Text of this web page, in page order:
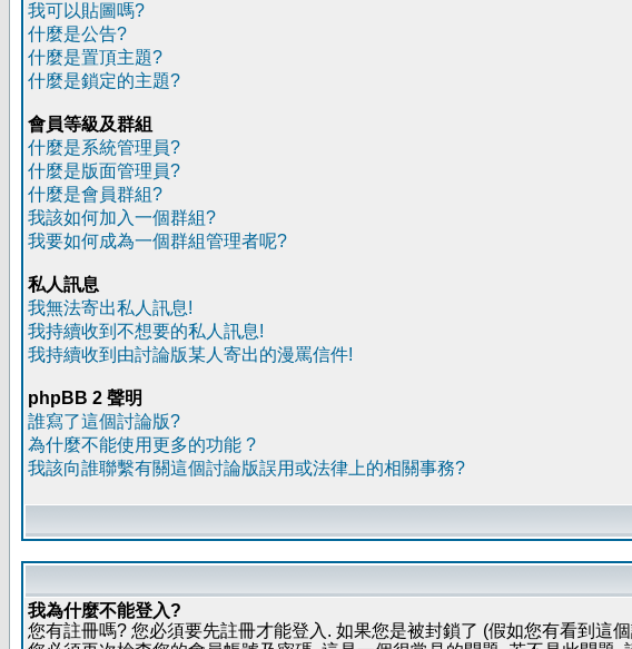
我可以貼圖嗎?
什麼是公告?
什麼是置頂主題?
什麼是鎖定的主題?
會員等級及群組
什麼是系統管理員?
什麼是版面管理員?
什麼是會員群組?
我該如何加入一個群組?
我要如何成為一個群組管理者呢?
私人訊息
我無法寄出私人訊息!
我持續收到不想要的私人訊息!
我持續收到由討論版某人寄出的漫罵信件!
phpBB 2 聲明
誰寫了這個討論版?
為什麼不能使用更多的功能 ?
我該向誰聯繫有關這個討論版誤用或法律上的相關事務?
我為什麼不能登入?
您有註冊嗎? 您必須要先註冊才能登入. 如果您是被封鎖了 (假如您有看到這